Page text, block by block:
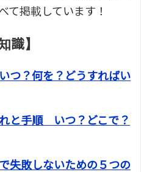
て掲載しています！
識】
つ？何を？どうすればい
と手順 いつ？どこで？
失敗しないための５つの